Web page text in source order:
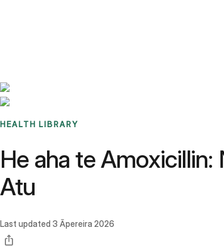
HEALTH LIBRARY
He aha te Amoxicillin:
Atu
Last updated 3 Āpereira 2026